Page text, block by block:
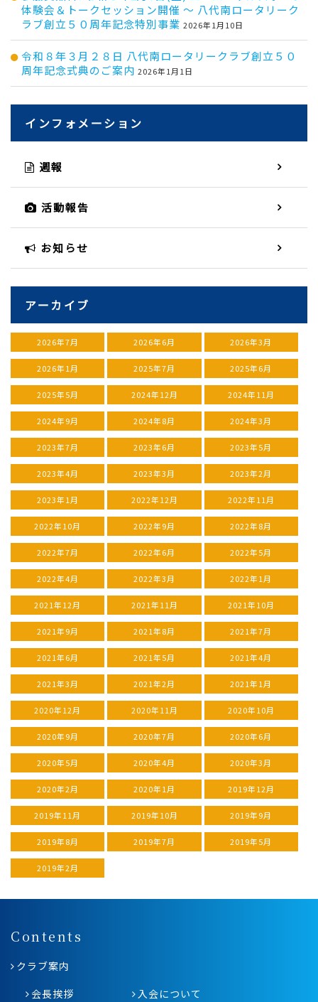
体験会＆トークセッション開催 ～ 八代南ロータリーク
ラブ創立５０周年記念特別事業 2026年1月10日
令和８年３月２８日 八代南ロータリークラブ創立５０
周年記念式典のご案内 2026年1月1日
インフォメーション
週報
活動報告
お知らせ
アーカイブ
2026年7月 2026年6月 2026年3月
2026年1月 2025年7月 2025年6月
2025年5月 2024年12月 2024年11月
2024年9月 2024年8月 2024年3月
2023年7月 2023年6月 2023年5月
2023年4月 2023年3月 2023年2月
2023年1月 2022年12月 2022年11月
2022年10月 2022年9月 2022年8月
2022年7月 2022年6月 2022年5月
2022年4月 2022年3月 2022年1月
2021年12月 2021年11月 2021年10月
2021年9月 2021年8月 2021年7月
2021年6月 2021年5月 2021年4月
2021年3月 2021年2月 2021年1月
2020年12月 2020年11月 2020年10月
2020年9月 2020年7月 2020年6月
2020年5月 2020年4月 2020年3月
2020年2月 2020年1月 2019年12月
2019年11月 2019年10月 2019年9月
2019年8月 2019年7月 2019年5月
2019年2月
Contents
クラブ案内
会長挨拶
入会について